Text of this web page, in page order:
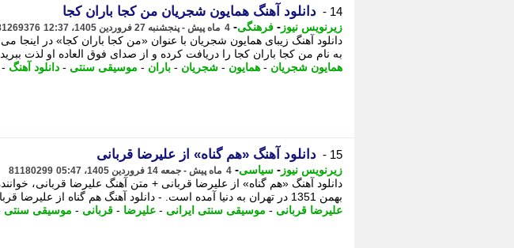
14 - دانلود آهنگ همایون شجریان من کجا باران کجا
زیرنویس نیوز - فرهنگی- 4 ماه پیش - پنجشنبه 27 فروردین 1405، 12:37
دانلود آهنگ زیبای همایون شجریان با عنوان «من کجا باران کجا» در اینجا
به نام من کجا باران کجا را دریافت کرده و از صدای فوق العاده او لذت ببرید.
همایون شجریان - همایون - شجریان - باران - موسیقی سنتی - دانلود آهنگ -
15 - دانلود آهنگ «هم گناه» از علیرضا قربانی
زیرنویس نیوز - سیاسی- 4 ماه پیش - جمعه 14 فروردین 1405، 05:47 81180299
بهمن 1351 در تهران به دنیا آمده است. - دانلود آهنگ هم گناه از علیرضا قربانی ...
علیرضا قربانی - موسیقی سنتی ایرانی - علیرضا - قربانی - موسیقی سنتی